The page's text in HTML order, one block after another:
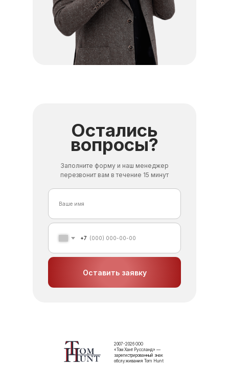
2007-2026 ООО
«Том Хант Руссланд» —
зарегистрированный знак
обслуживания Tom Hunt
Остались
вопросы?
Заполните форму и наш менеджер
перезвонит вам в течение 15 минут
+7
Оставить заявку